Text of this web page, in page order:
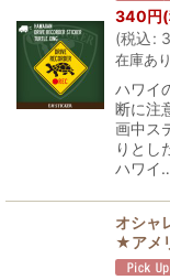
340円
(税込:
在庫あり
ハワイ
断に注
画中ス
りとし
ハワイ
オシャ
★アメ